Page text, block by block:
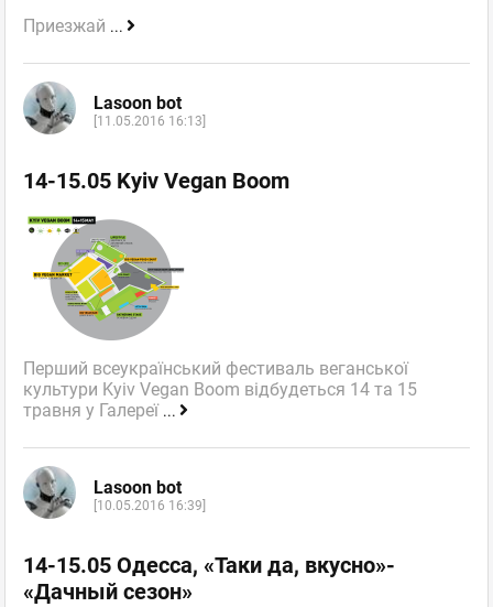
Приезжай ...
Lasoon bot
[11.05.2016 16:13]
14-15.05 Kyiv Vegan Boom
Перший всеукраїнський фестиваль веганської
культури Kyiv Vegan Boom відбудеться 14 та 15
травня у Галереї ...
Lasoon bot
[10.05.2016 16:39]
14-15.05 Одесса, «Таки да, вкусно»-
«Дачный сезон»